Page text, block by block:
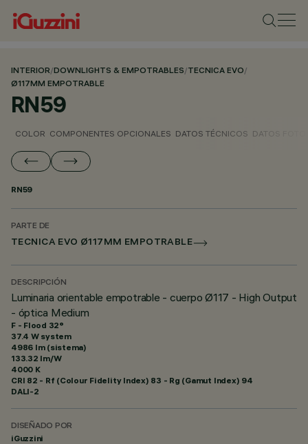
INTERIOR/DOWNLIGHTS & EMPOTRABLES/TECNICA EVO/
Ø117MM EMPOTRABLE
RN59
COLOR COMPONENTES OPCIONALES DATOS TÉCNICOS DATOS
RN59
PARTE DE
TECNICA EVO Ø117MM EMPOTRABLE
DESCRIPCIÓN
Luminaria orientable empotrable - cuerpo Ø117 - High Output
- óptica Medium
F - Flood 32°
37.4 W system
4986 lm (sistema)
133.32 lm/W
4000 K
CRI 82 - Rf (Colour Fidelity Index) 83 - Rg (Gamut Index) 94
DALI-2
DISEÑADO POR
iGuzzini